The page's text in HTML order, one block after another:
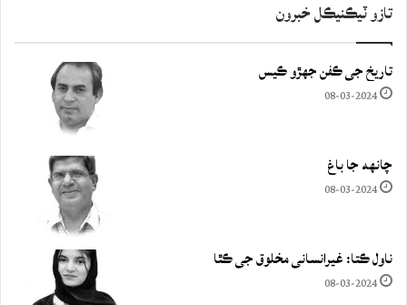
تازو ٽيڪنيڪل خبرون
تاريخ جي ڪفن جھڙو ڪيس
08-03-2024
چانهه جا باغ
08-03-2024
ناول ڪتا: غيرانساني مخلوق جي ڪٿا
08-03-2024